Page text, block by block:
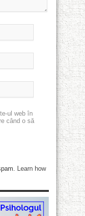
ul web în
când o să
Learn how